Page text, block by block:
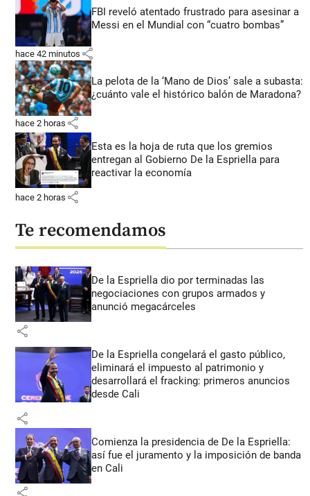
FBI reveló atentado frustrado para asesinar a
Messi en el Mundial con “cuatro bombas”
hace 42 minutos share
La pelota de la ‘Mano de Dios’ sale a subasta:
¿cuánto vale el histórico balón de Maradona?
hace 2 horas share
Esta es la hoja de ruta que los gremios
entregan al Gobierno De la Espriella para
reactivar la economía
hace 2 horas share
Te recomendamos
De la Espriella dio por terminadas las
negociaciones con grupos armados y
anunció megacárceles
share
De la Espriella congelará el gasto público,
eliminará el impuesto al patrimonio y
desarrollará el fracking: primeros anuncios
desde Cali
share
Comienza la presidencia de De la Espriella:
así fue el juramento y la imposición de banda
en Cali